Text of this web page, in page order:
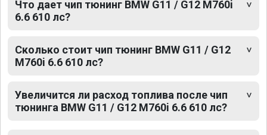
Что дает чип тюнинг BMW G11 / G12 M760i
6.6 610 лс?
Сколько стоит чип тюнинг BMW G11 / G12
M760i 6.6 610 лс?
Увеличится ли расход топлива после чип
тюнинга BMW G11 / G12 M760i 6.6 610 лс?